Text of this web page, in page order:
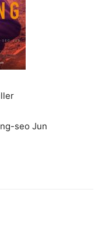
seo Jun